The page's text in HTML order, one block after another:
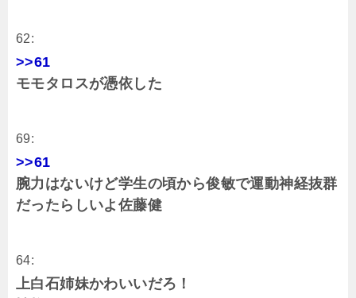
62:
>>61
モモタロスが憑依した
69:
>>61
腕力はないけど学生の頃から俊敏で運動神経抜群
だったらしいよ佐藤健
64:
上白石姉妹かわいいだろ！